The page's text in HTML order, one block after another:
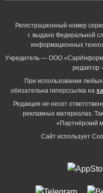
Регистрационный номер
г. выдано Федеральной
информационных
Учредитель — ООО
При использовании
обязательна гиперссылка на
Редакция не несет
рекламных материалах.
«Партнёрский
Сайт использует